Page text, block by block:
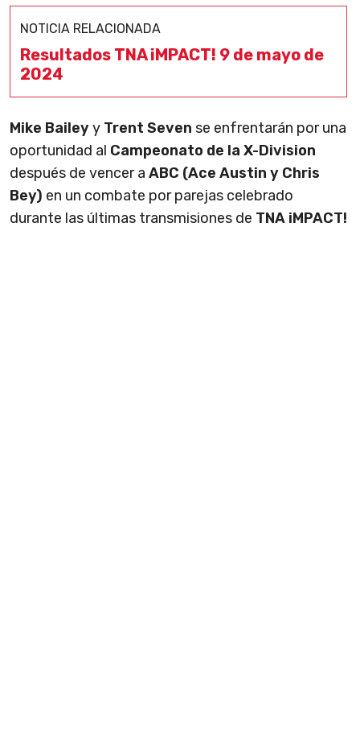
NOTICIA RELACIONADA
Resultados TNA iMPACT! 9 de mayo de
2024
Mike Baileyy Trent Seven se enfrentarán por una
oportunidad al Campeonato de la X-Division
después de vencer a ABC (Ace Austin y Chris
Bey) en un combate por parejas celebrado
durante las últimas transmisiones de TNA iMPACT!